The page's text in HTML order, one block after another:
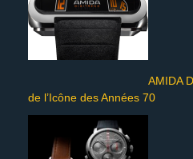
AMIDA
de l’Icône des Années 70